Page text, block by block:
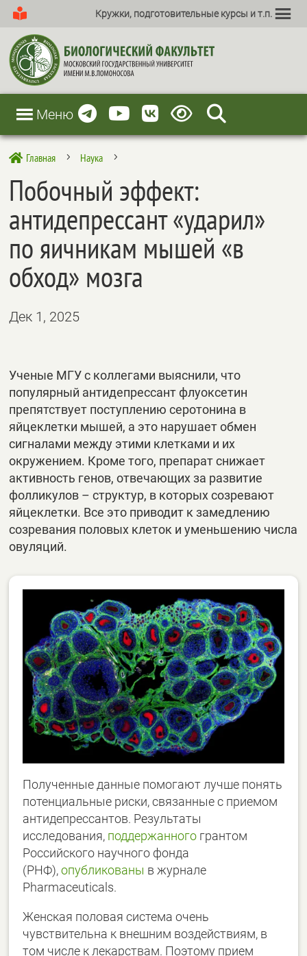
Кружки, подготовительные курсы и т.п.
Меню
 Главная 5 Наука 5
Побочный эффект:
антидепрессант «ударил»
по яичникам мышей «в
обход» мозга
Дек 1, 2025
Ученые МГУ с коллегами выяснили, что
популярный антидепрессант флуоксетин
препятствует поступлению серотонина в
яйцеклетки мышей, а это нарушает обмен
сигналами между этими клетками и их
окружением. Кроме того, препарат снижает
активность генов, отвечающих за развитие
фолликулов – структур, в которых созревают
яйцеклетки. Все это приводит к замедлению
созревания половых клеток и уменьшению числа
овуляций.
Полученные данные помогают лучше понять
потенциальные риски, связанные с приемом
антидепрессантов. Результаты
исследования, поддержанного грантом
Российского научного фонда
(РНФ),опубликованы в журнале
Pharmaceuticals.
Женская половая система очень
чувствительна к внешним воздействиям, в
том числе к лекарствам. Поэтому прием